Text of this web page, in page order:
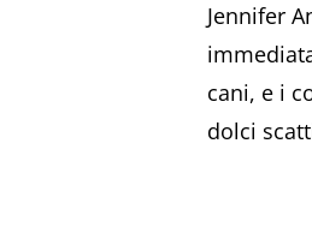
Jennifer
cani, e i
dolci